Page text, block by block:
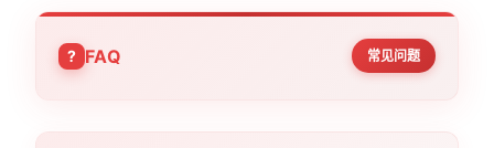
FAQ 常见问题